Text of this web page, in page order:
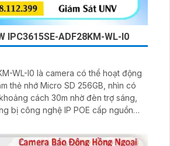
IPC3615SE-ADF28KM-WL-I0
WL-I0 là camera có thể hoạt động
thẻ nhớ Micro SD 256GB, nhìn có
cách 30m nhờ đèn trợ sáng,
bị công nghệ IP POE cấp nguồn